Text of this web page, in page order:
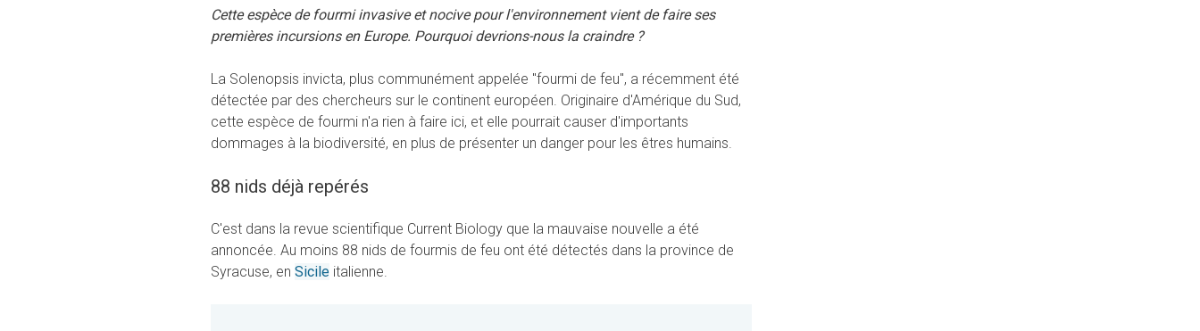
Cette espèce de fourmi invasive et nocive pour l'environnement vient de faire ses
premières incursions en Europe. Pourquoi devrions-nous la craindre ?
La Solenopsis invicta, plus communément appelée "fourmi de feu", a récemment été
détectée par des chercheurs sur le continent européen. Originaire d'Amérique du Sud,
cette espèce de fourmi n'a rien à faire ici, et elle pourrait causer d'importants
dommages à la biodiversité, en plus de présenter un danger pour les êtres humains.
88 nids déjà repérés
C'est dans la revue scientifique Current Biology que la mauvaise nouvelle a été
annoncée. Au moins 88 nids de fourmis de feu ont été détectés dans la province de
Syracuse, en Sicile italienne.